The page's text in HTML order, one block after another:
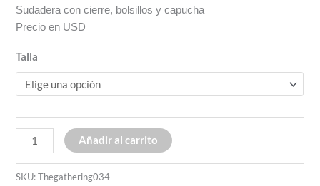
Sudadera con cierre, bolsillos y capucha
Precio en USD
Talla
Añadir al carrito
SKU:Thegathering034